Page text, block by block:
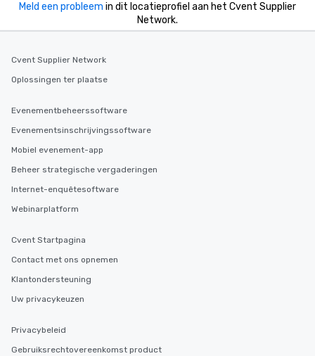
Meld een probleem in dit locatieprofiel aan het Cvent Supplier
Network.
Cvent Supplier Network
Oplossingen ter plaatse
Evenementbeheerssoftware
Evenementsinschrijvingssoftware
Mobiel evenement-app
Beheer strategische vergaderingen
Internet-enquêtesoftware
Webinarplatform
Cvent Startpagina
Contact met ons opnemen
Klantondersteuning
Uw privacykeuzen
Privacybeleid
Gebruiksrechtovereenkomst product